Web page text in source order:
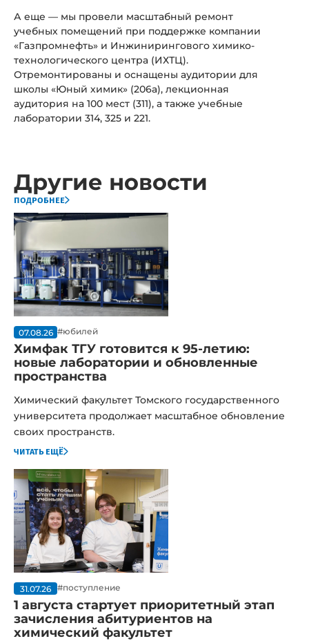
А еще — мы провели масштабный ремонт
учебных помещений при поддержке компании
«Газпромнефть» и Инжинирингового химико-
технологического центра (ИХТЦ).
Отремонтированы и оснащены аудитории для
школы «Юный химик» (206а), лекционная
аудитория на 100 мест (311), а также учебные
лаборатории 314, 325 и 221.
Другие новости
подробнее
07.08.26 #юбилей
Химфак ТГУ готовится к 95-летию:
новые лаборатории и обновленные
пространства
Химический факультет Томского государственного
университета продолжает масштабное обновление
своих пространств.
читать ещё
31.07.26 #поступление
1 августа стартует приоритетный этап
зачисления абитуриентов на
химический факультет